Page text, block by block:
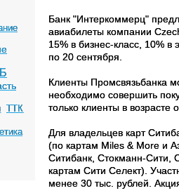
ТТК
Банк "Интеркоммерц"
авиабилеты компании
15% в бизнес-класс, 10% в
по 20 сентября.
Клиенты Промсвязьбанка
необходимо совершить
только клиенты в возрасте
Для владельцев карт
(по картам Miles & More и
Ситибанк, Стокманн-Сити,
картам Сити Селект).
менее 30 тыс. рублей.